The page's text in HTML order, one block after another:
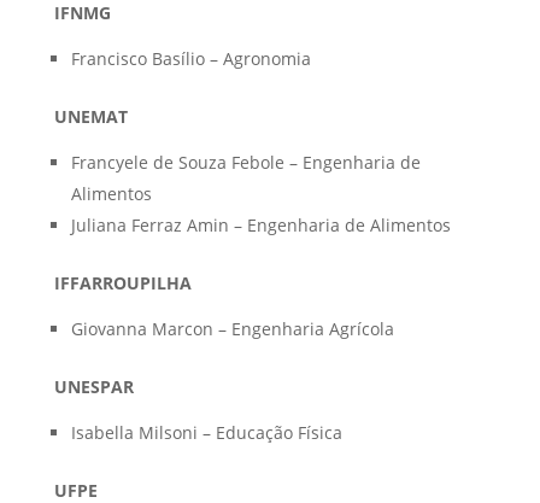
IFNMG
Francisco Basílio – Agronomia
UNEMAT
Francyele de Souza Febole – Engenharia de
Alimentos
Juliana Ferraz Amin – Engenharia de Alimentos
IFFARROUPILHA
Giovanna Marcon – Engenharia Agrícola
UNESPAR
Isabella Milsoni – Educação Física
UFPE